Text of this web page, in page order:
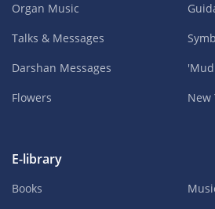
Organ Music
Talks & Messages
Darshan Messages
Flowers
New
E-library
Books